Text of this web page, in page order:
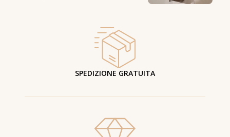
SPEDIZIONE GRATUITA